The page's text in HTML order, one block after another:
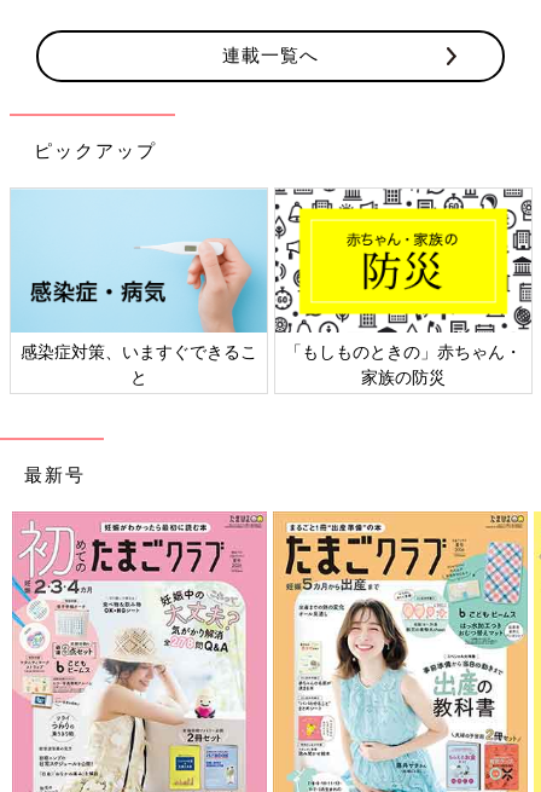
連載一覧へ
ピックアップ
感染症対策、いますぐできるこ
と
「もしものときの」赤ちゃん・
家族の防災
最新号